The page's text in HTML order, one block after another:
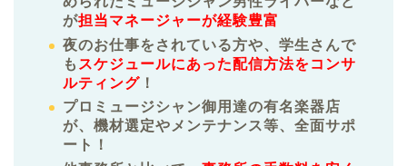
が担当マネージャーが経験豊富
夜のお仕事をされている方や、学生さんで
も スケジュールにあった配信方法をコンサ
ルティング ！
プロミュージシャン御用達の有名楽器店
が、機材選定やメンテナンス等、全面サポ
ート！